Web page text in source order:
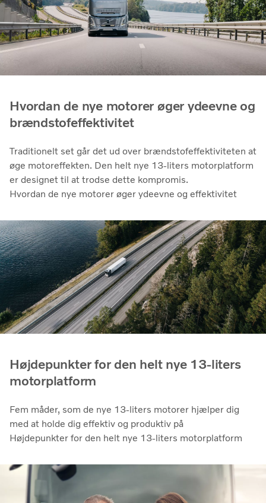
Hvordan de nye motorer øger ydeevne og
brændstofeffektivitet
Traditionelt set går det ud over brændstofeffektiviteten at
øge motoreffekten. Den helt nye 13-liters motorplatform
er designet til at trodse dette kompromis.
Hvordan de nye motorer øger ydeevne og effektivitet
Højdepunkter for den helt nye 13-liters
motorplatform
Fem måder, som de nye 13-liters motorer hjælper dig
med at holde dig effektiv og produktiv på
Højdepunkter for den helt nye 13-liters motorplatform